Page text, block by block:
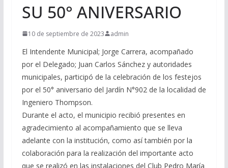
SU 50° ANIVERSARIO
10 de septiembre de 2023 admin
El Intendente Municipal; Jorge Carrera, acompañado
por el Delegado; Juan Carlos Sánchez y autoridades
municipales, participó de la celebración de los festejos
por el 50° aniversario del Jardín N°902 de la localidad de
Ingeniero Thompson.
Durante el acto, el municipio recibió presentes en
agradecimiento al acompañamiento que se lleva
adelante con la institución, como así también por la
colaboración para la realización del importante acto
que se realizó en las instalaciones del Club Pedro María